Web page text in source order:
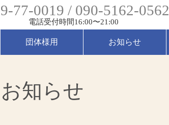
77-0019 / 090-5162-0562
電話受付時間16:00〜21:00
団体様用 お知らせ
お知らせ